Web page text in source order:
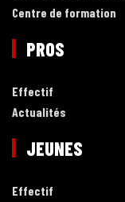
Centre de formation
PROS
Effectif
Actualités
JEUNES
Effectif